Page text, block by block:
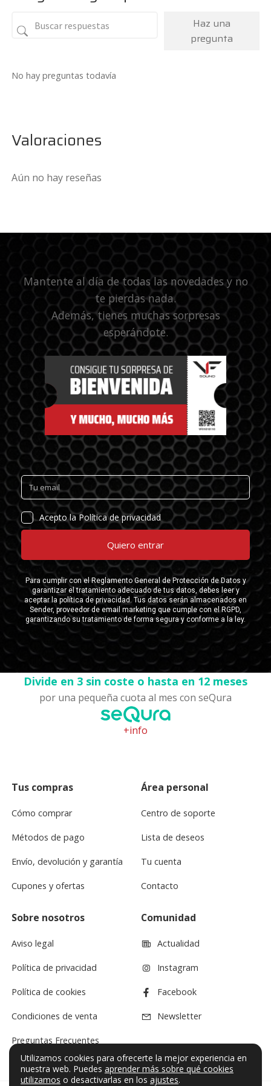
Haz una
pregunta
No hay preguntas todavía
Valoraciones
Aún no hay reseñas
Mantente al día de todas las novedades y no
te pierdas nada.
Además, tienes muchas sorpresas
esperándote.
Divide en 3 sin coste o hasta en 12 meses
por una pequeña cuota al mes con seQura
+info
Tus compras
Cómo comprar
Métodos de pago
Envío, devolución y garantía
Cupones y ofertas
Área personal
Centro de soporte
Lista de deseos
Tu cuenta
Contacto
Sobre nosotros
Aviso legal
Política de privacidad
Política de cookies
Condiciones de venta
Preguntas Frecuentes
Comunidad
Actualidad
Instagram
Facebook
Newsletter
Utilizamos cookies para ofrecerte la mejor experiencia en
nuestra web. Puedes aprender más sobre qué cookies
utilizamos o desactivarlas en los ajustes.